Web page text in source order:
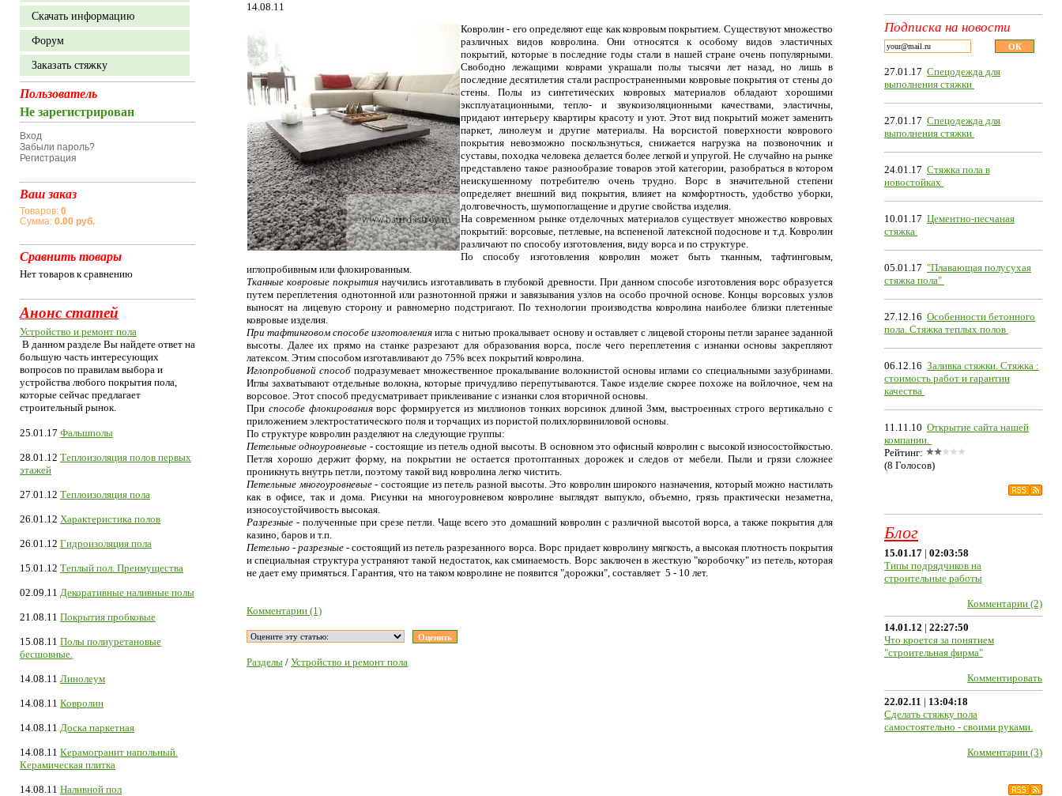
Скачать информацию
Форум
Заказать стяжку
Пользователь
Не зарегистрирован
Вход
Забыли пароль?
Регистрация
Ваш заказ
Товаров: 0
Сумма: 0.00 руб.
Сравнить товары
Нет товаров к сравнению
Анонс статей
Устройство и ремонт пола
В данном разделе Вы найдете ответ на
большую часть интересующих
вопросов по правилам выбора и
устройства любого покрытия пола,
которые сейчас предлагает
строительный рынок.
25.01.17 Фальшполы
28.01.12 Теплоизоляция полов первых
этажей
27.01.12 Теплоизоляция пола
26.01.12 Характеристика полов
26.01.12 Гидроизоляция пола
15.01.12 Теплый пол. Преимущества
02.09.11 Декоративные наливные полы
21.08.11 Покрытия пробковые
15.08.11 Полы полиуретановые
бесшовные.
14.08.11 Линолеум
14.08.11 Ковролин
14.08.11 Доска паркетная
14.08.11 Керамогранит напольный.
Керамическая плитка
14.08.11 Наливной пол
14.08.11
Ковролин - его определяют еще как ковровым покрытием. Существуют множество
различных видов ковролина. Они относятся к особому видов эластичных
покрытий, которые в последние годы стали в нашей стране очень популярными.
Свободно лежащими коврами украшали полы тысячи лет назад, но лишь в
последние десятилетия стали распространенными ковровые покрытия от стены до
стены. Полы из синтетических ковровых материалов обладают хорошими
эксплуатационными, тепло- и звукоизоляционными качествами, эластичны,
придают интерьеру квартиры красоту и уют. Этот вид покрытий может заменить
паркет, линолеум и другие материалы. На ворсистой поверхности коврового
покрытия невозможно поскользнуться, снижается нагрузка на позвоночник и
суставы, походка человека делается более легкой и упругой. Не случайно на рынке
представлено такое разнообразие товаров этой категории, разобраться в котором
неискушенному потребителю очень трудно. Ворс в значительной степени
определяет внешний вид покрытия, влияет на комфортность, удобство уборки,
долговечность, шумопоглащение и другие свойства изделия.
На современном рынке отделочных материалов существует множество ковровых
покрытий: ворсовые, петлевые, на вспененой латексной подоснове и т.д. Ковролин
различают по способу изготовления, виду ворса и по структуре.
По способу изготовления ковролин может быть тканным, тафтинговым,
иглопробивным или флокированным.
Тканные ковровые покрытия научились изготавливать в глубокой древности. При данном способе изготовления ворс образуется
путем переплетения однотонной или разнотонной пряжи и завязывания узлов на особо прочной основе. Концы ворсовых узлов
выносят на лицевую сторону и равномерно подстригают. По технологии производства ковролина наиболее близки плетенные
ковровые изделия.
При тафтинговом способе изготовленияигла с нитью прокалывает основу и оставляет с лицевой стороны петли заранее заданной
высоты. Далее их прямо на станке разрезают для образования ворса, после чего переплетения с изнанки основы закрепляют
латексом. Этим способом изготавливают до 75% всех покрытий ковролина.
Иглопробивной способ подразумевает множественное прокалывание волокнистой основы иглами со специальными зазубринами.
Иглы захватывают отдельные волокна, которые причудливо перепутываются. Такое изделие скорее похоже на войлочное, чем на
ворсовое. Этот способ предусматривает приклеивание с изнанки слоя вторичной основы.
При способе флокированияворс формируется из миллионов тонких ворсинок длиной 3мм, выстроенных строго вертикально с
приложением электростатического поля и торчащих из пористой полихлорвиниловой основы.
По структуре ковролин разделяют на следующие группы:
Петельные одноуровневые - состоящие из петель одной высоты. В основном это офисный ковролин с высокой износостойкостью.
Петля хорошо держит форму, на покрытии не остается протоптанных дорожек и следов от мебели. Пыли и грязи сложнее
проникнуть внутрь петли, поэтому такой вид ковролина легко чистить.
Петельные многоуровневые - состоящие из петель разной высоты. Это ковролин широкого назначения, который можно настилать
как в офисе, так и дома. Рисунки на многоуровневом ковролине выглядят выпукло, объемно, грязь практически незаметна,
износоустойчивость высокая.
Разрезные -полученные при срезе петли. Чаще всего это домашний ковролин с различной высотой ворса, а также покрытия для
казино, баров и т.п.
Петельно - разрезные -состоящий из петель разрезанного ворса. Ворс придает ковролину мягкость, а высокая плотность покрытия
и специальная структура устраняют такой недостаток, как сминаемость. Ворс заключен в жесткую "коробочку" из петель, которая
не дает ему примяться. Гарантия, что на таком ковролине не появится "дорожки", составляет 5 - 10 лет.
Комментарии (1)
Разделы / Устройство и ремонт пола
Подписка на новости
27.01.17 Спецодежда для
выполнения стяжки
27.01.17 Спецодежда для
выполнения стяжки
24.01.17 Стяжка пола в
новостойках
10.01.17 Цементно-песчаная
стяжка
05.01.17 "Плавающая полусухая
стяжка пола"
27.12.16 Особенности бетонного
пола. Стяжка теплых полов
06.12.16 Заливка стяжки. Стяжка :
стоимость работ и гарантии
качества
11.11.10 Открытие сайта нашей
компании.
Рейтинг:
(8 Голосов)
Блог
15.01.17 | 02:03:58
Типы подрядчиков на
строительные работы
Комментарии (2)
14.01.12 | 22:27:50
Что кроется за понятием
"строительная фирма"
Комментировать
22.02.11 | 13:04:18
Сделать стяжку пола
самостоятельно - своими руками.
Комментарии (3)